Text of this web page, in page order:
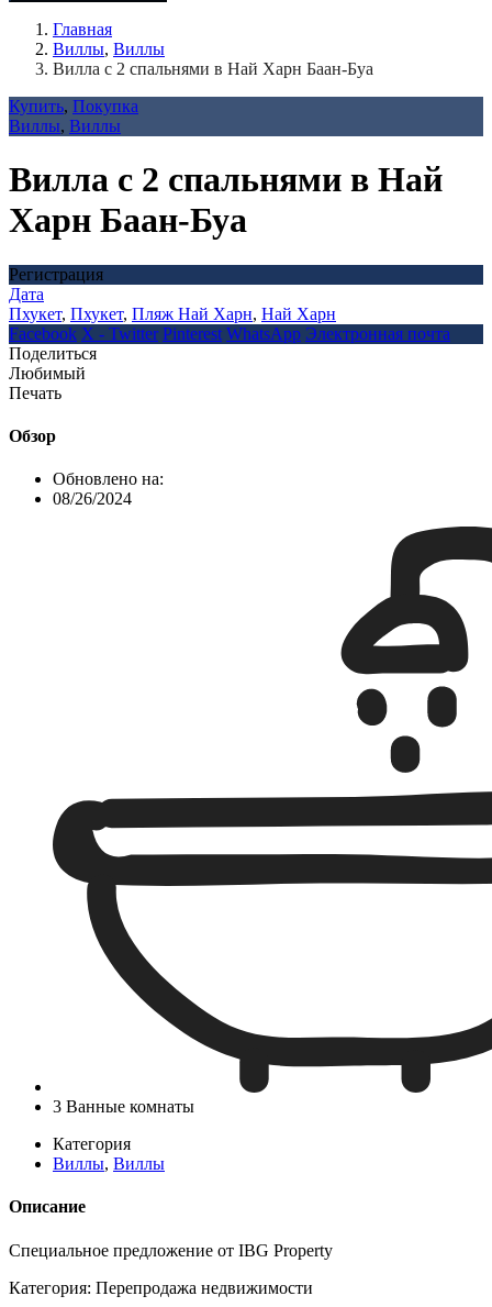
Главная
Виллы, Виллы
Вилла с 2 спальнями в Най Харн Баан-Буа
Купить, Покупка
Виллы, Виллы
Вилла с 2 спальнями в Най
Харн Баан-Буа
Регистрация
Дата
Пхукет, Пхукет, Пляж Най Харн, Най Харн
Facebook X - Twitter Pinterest WhatsApp Электронная почта
Поделиться
Любимый
Печать
Обзор
Обновлено на:
08/26/2024
3 Ванные комнаты
Категория
Виллы, Виллы
Описание
Специальное предложение от IBG Property
Категория: Перепродажа недвижимости